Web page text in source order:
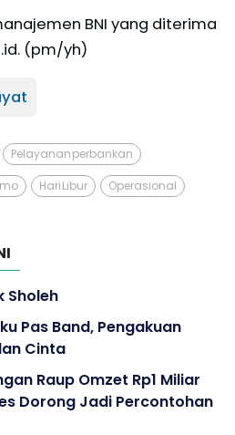
BNI yang diterima
(pm/yh)
Pelayanan perbankan
Hari Libur Operasional
Sholeh
Pas Band, Pengakuan
Cinta
Raup Omzet Rp1 Miliar
Dorong Jadi Percontohan